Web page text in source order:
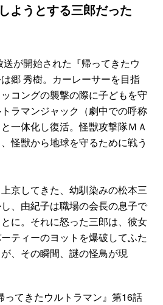
ようとする三郎だった
が開始された『帰ってきたウ
郷 秀樹。カーレーサーを目指
コングの襲撃の際に子どもを守
ラマンジャック（劇中での呼称
一体化し復活。怪獣攻撃隊ＭＡ
怪獣から地球を守るために戦う
京してきた、幼馴染みの松本三
、由紀子は職場の会長の息子で
に。それに怒った三郎は、彼女
ティーのヨットを爆破してふた
、その瞬間、謎の怪鳥が現
ってきたウルトラマン』第16話